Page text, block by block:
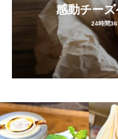
感動チー
24時間